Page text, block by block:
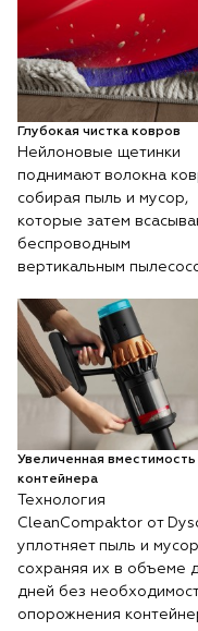
Глубокая чистка ковров
Нейлоновые щетинки
поднимают волокна
собирая пыль и мусор,
которые затем
беспроводным
вертикальным
Увеличенная вместимость
контейнера
Технология
CleanCompaktor от
уплотняет пыль и
сохраняя их в объеме
дней без
опорожнения